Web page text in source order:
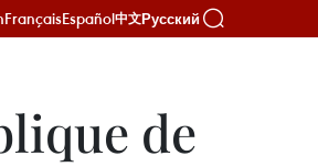
FrançaisEspañol中文Русский
de